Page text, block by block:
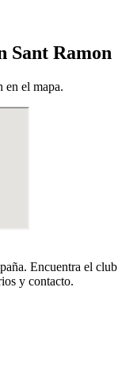
Sant Ramon
en el mapa.
Encuentra el club
y contacto.